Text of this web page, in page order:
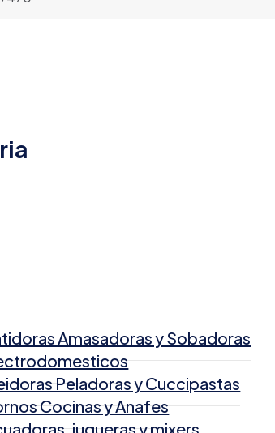
Amasadoras y Sobadoras
Peladoras y Cuccipastas
Cocinas y Anafes
jugueras y mixers